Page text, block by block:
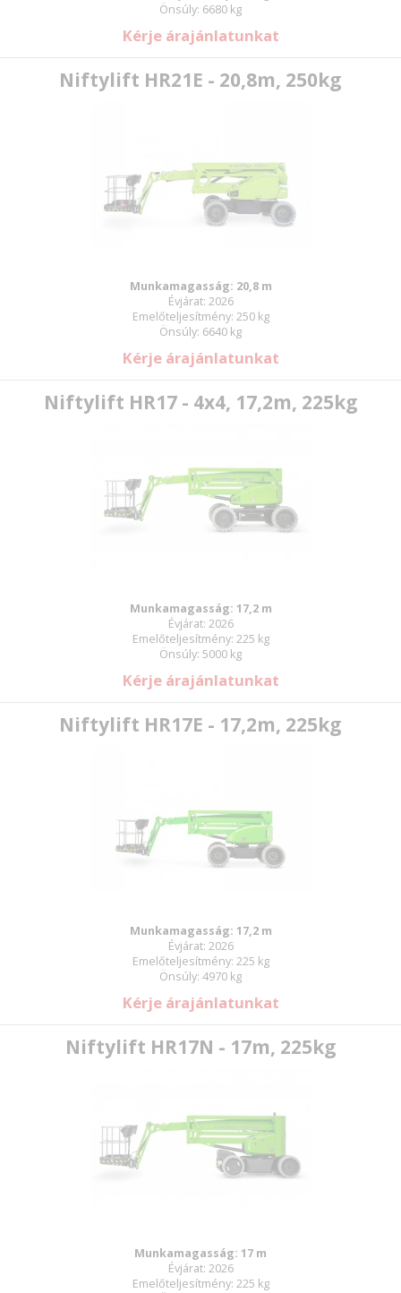
Önsúly: 6680 kg
Kérje árajánlatunkat
Niftylift HR21E - 20,8m, 250kg
Munkamagasság: 20,8 m
Évjárat: 2026
Emelőteljesítmény: 250 kg
Önsúly: 6640 kg
Kérje árajánlatunkat
Niftylift HR17 - 4x4, 17,2m, 225kg
Munkamagasság: 17,2 m
Évjárat: 2026
Emelőteljesítmény: 225 kg
Önsúly: 5000 kg
Kérje árajánlatunkat
Niftylift HR17E - 17,2m, 225kg
Munkamagasság: 17,2 m
Évjárat: 2026
Emelőteljesítmény: 225 kg
Önsúly: 4970 kg
Kérje árajánlatunkat
Niftylift HR17N - 17m, 225kg
Munkamagasság: 17 m
Évjárat: 2026
Emelőteljesítmény: 225 kg